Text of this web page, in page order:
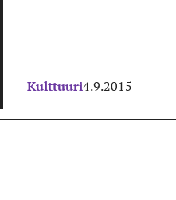
Kulttuuri4.9.2015